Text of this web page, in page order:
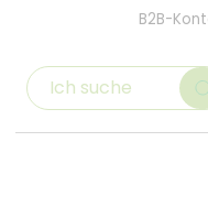
B2B-